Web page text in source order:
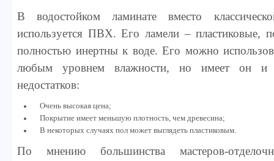
В водостойком ламинате вместо
используется ПВХ. Его ламели – пластиковые,
полностью инертны к воде. Его можно
любым уровнем влажности, но имеет он и
недостатков:
Очень высокая цена;
Покрытие имеет меньшую плотность, чем древесина;
В некоторых случаях пол может выглядеть пластиковым.
По мнению большинства мастеров-